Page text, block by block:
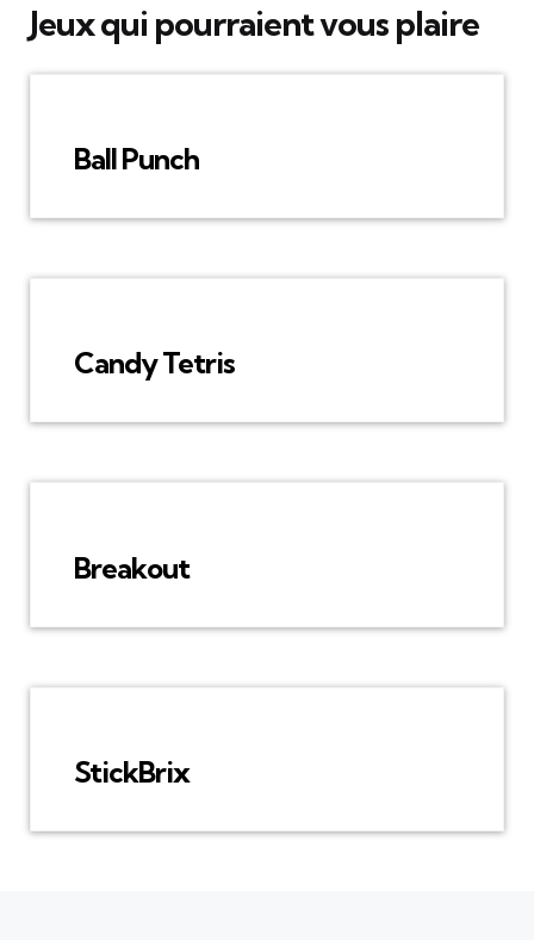
Jeux qui pourraient vous plaire
Ball Punch
Candy Tetris
Breakout
StickBrix